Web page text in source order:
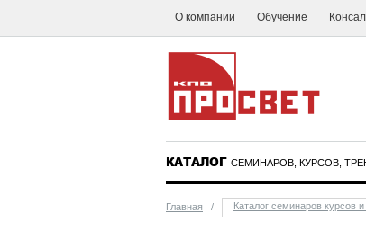
О компании Обучение
КАТАЛОГ СЕМИНАРОВ, КУРСОВ,
Главная / Каталог семинаров курсов и